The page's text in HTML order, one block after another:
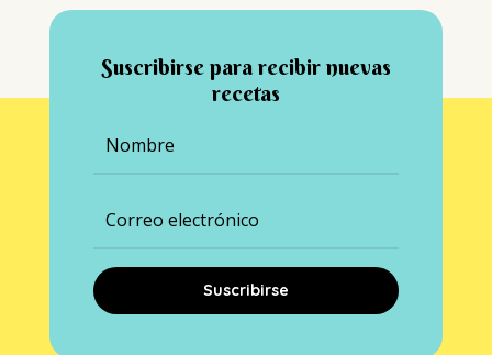
Suscribirse para recibir nuevas
recetas
Suscribirse